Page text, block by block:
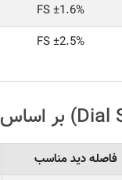
±1.6% FS
±2.5% FS
فاصله دید مناسب